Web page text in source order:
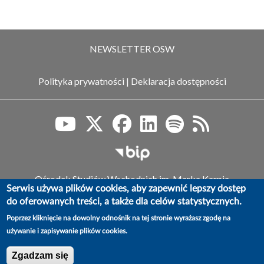
NEWSLETTER OSW
Polityka prywatności | Deklaracja dostępności
Biuletyn Informacji
Ośrodek Studiów Wschodnich im. Marka Karpia
ul. Koszykowa 6a, 00-564 Warszawa,
tel.: (+48) 22 525 80 00, faks: (+48) 22 525 80 40
e-mail: info@osw.waw.pl
Serwis używa plików cookies, aby zapewnić lepszy dostęp
do oferowanych treści, a także dla celów statystycznych.
Poprzez kliknięcie na dowolny odnośnik na tej stronie wyrażasz zgodę na
używanie i zapisywanie plików cookies.
Zgadzam się